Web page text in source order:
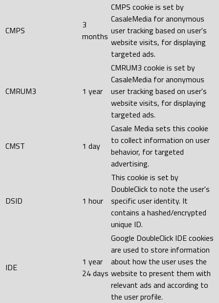
CMPS
3
months
CMPS cookie is set by
CasaleMedia for anonymous
user tracking based on user's
website visits, for displaying
targeted ads.
CMRUM3 1 year
CMRUM3 cookie is set by
CasaleMedia for anonymous
user tracking based on user's
website visits, for displaying
targeted ads.
CMST 1 day
Casale Media sets this cookie
to collect information on user
behavior, for targeted
advertising.
DSID 1 hour
This cookie is set by
DoubleClick to note the user's
specific user identity. It
contains a hashed/encrypted
unique ID.
IDE
1 year
24 days
Google DoubleClick IDE cookies
are used to store information
about how the user uses the
website to present them with
relevant ads and according to
the user profile.